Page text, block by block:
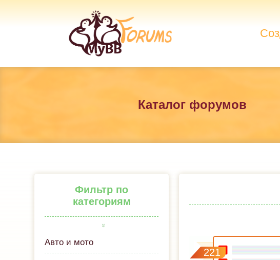
Каталог форумов
Фильтр по
категориям
Авто и мото
221